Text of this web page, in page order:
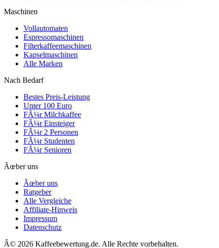
Maschinen
Vollautomaten
Espressomaschinen
Filterkaffeemaschinen
Kapselmaschinen
Alle Marken
Nach Bedarf
Bestes Preis-Leistung
Unter 100 Euro
FÃ¼r Milchkaffee
FÃ¼r Einsteiger
FÃ¼r 2 Personen
FÃ¼r Studenten
FÃ¼r Senioren
Ãœber uns
Ãœber uns
Ratgeber
Alle Vergleiche
Affiliate-Hinweis
Impressum
Datenschutz
Â© 2026 Kaffeebewertung.de. Alle Rechte vorbehalten.